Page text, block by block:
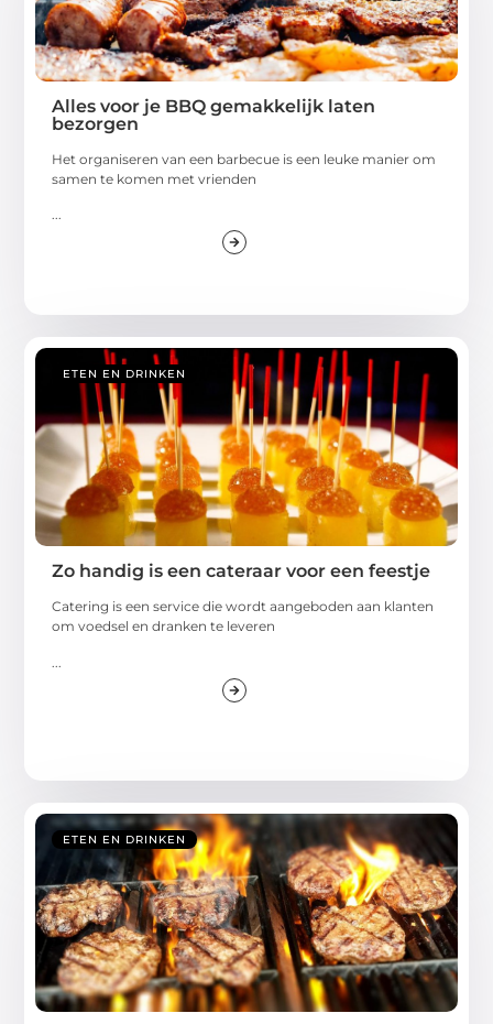
Alles voor je BBQ gemakkelijk laten
bezorgen
Het organiseren van een barbecue is een leuke manier om
samen te komen met vrienden
...
ETEN EN DRINKEN
Zo handig is een cateraar voor een feestje
Catering is een service die wordt aangeboden aan klanten
om voedsel en dranken te leveren
ETEN EN DRINKEN